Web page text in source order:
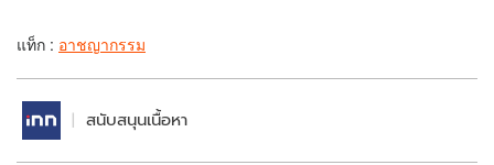
แท็ก : อาชญากรรม
สนับสนุนเนื้อหา